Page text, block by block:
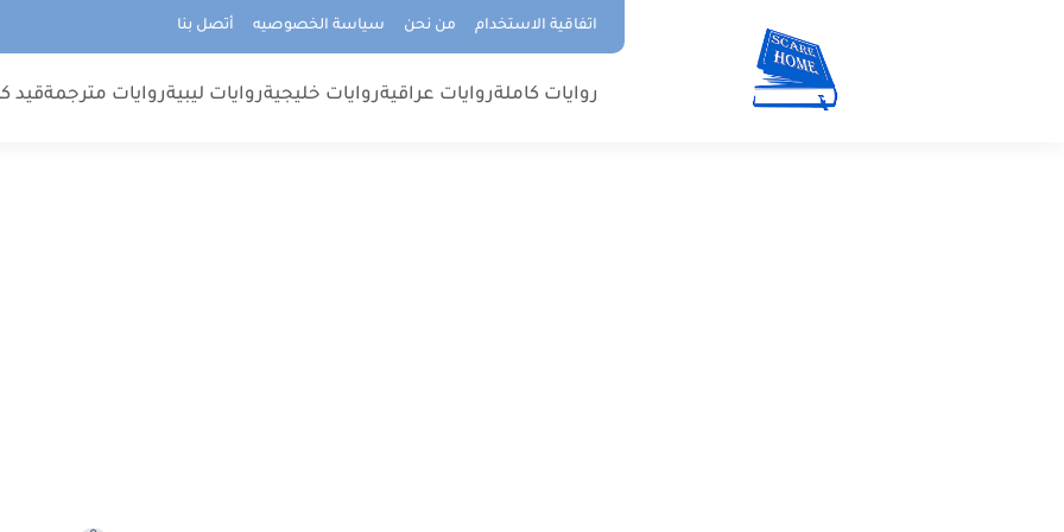
اتفاقية الاستخدام من نحن سياسة الخصوصيه أتصل بنا
روايات كاملةروايات عراقيةروايات خليجيةروايات ليبيةروايات مترجمةقيد